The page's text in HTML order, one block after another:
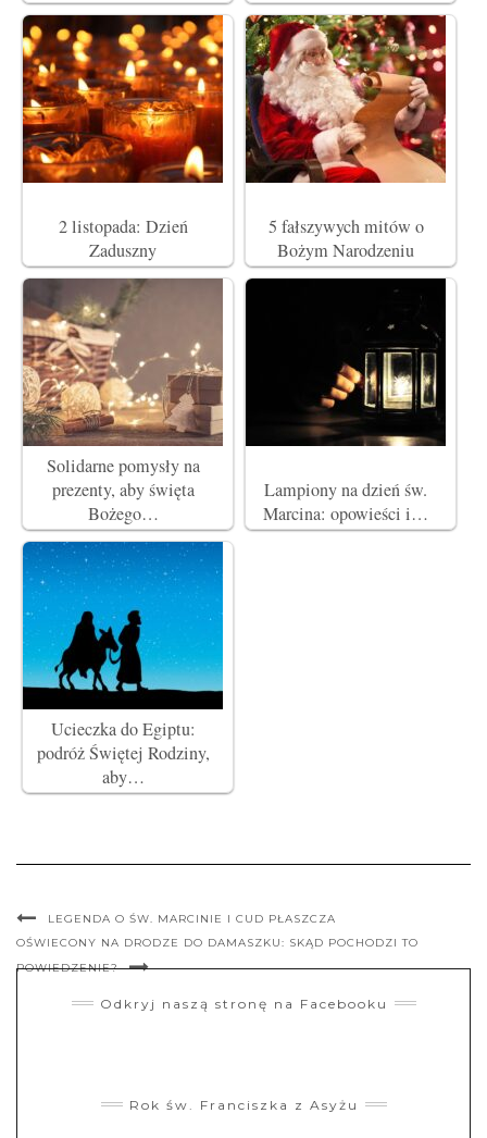
2 listopada: Dzień
Zaduszny
5 fałszywych mitów o
Bożym Narodzeniu
Solidarne pomysły na
prezenty, aby święta
Bożego…
Lampiony na dzień św.
Marcina: opowieści i…
Ucieczka do Egiptu:
podróż Świętej Rodziny,
aby…
LEGENDA O ŚW. MARCINIE I CUD PŁASZCZA
OŚWIECONY NA DRODZE DO DAMASZKU: SKĄD POCHODZI TO
POWIEDZENIE?
Odkryj naszą stronę na Facebooku
Rok św. Franciszka z Asyżu